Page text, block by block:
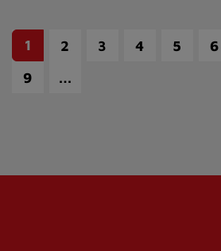
1 2 3 4 5 6
9
…